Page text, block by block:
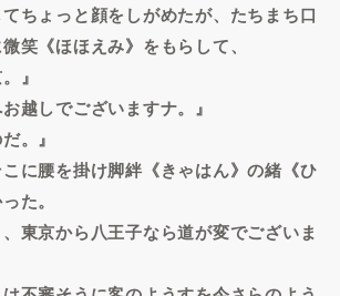
ちょっと顔をしがめたが、たちまち口
笑《ほほえみ》をもらして、
』
越しでございますナ。』
。』
に腰を掛け脚絆《きゃはん》の緒《ひ
た。
、東京から八王子なら道が変でございま